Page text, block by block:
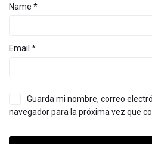
Name *
Email *
Guarda mi nombre, correo
navegador para la próxima vez que